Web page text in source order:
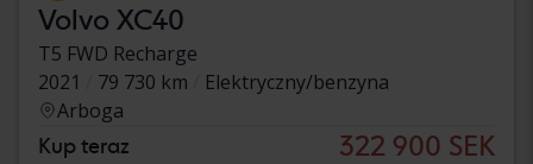
Volvo XC40
T5 FWD Recharge
2021
79 730 km
Elektryczny/benzyna
Arboga
Kup teraz 322 900 SEK